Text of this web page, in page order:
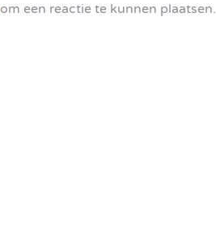
om een reactie te kunnen plaatsen.